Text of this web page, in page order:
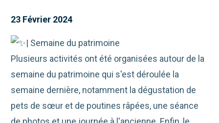
23 Février 2024
| Semaine du patrimoine
Plusieurs activités ont été organisées autour de la
semaine du patrimoine qui s'est déroulée la
semaine dernière, notamment la dégustation de
pets de sœur et de poutines râpées, une séance